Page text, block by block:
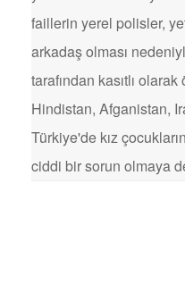
faillerin yerel polisler,
arkadaş olması
tarafından kasıtlı
Hindistan, Afganistan,
Türkiye'de kız
ciddi bir sorun olmaya